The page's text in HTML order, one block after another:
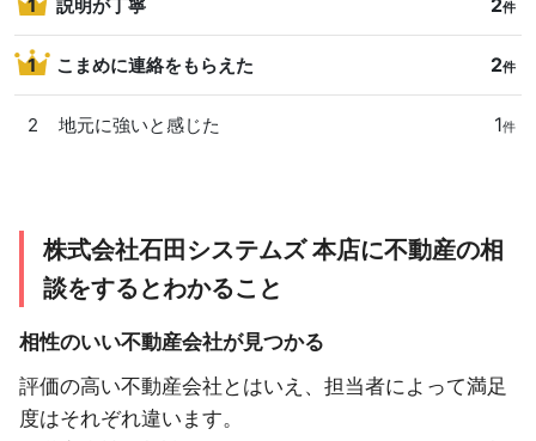
1 説明が丁寧 2件
1 こまめに連絡をもらえた 2件
2 地元に強いと感じた 1件
株式会社石田システムズ 本店に不動産の相
談をするとわかること
相性のいい不動産会社が見つかる
評価の高い不動産会社とはいえ、担当者によって満足
度はそれぞれ違います。